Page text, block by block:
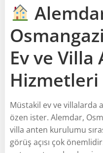
Osmangazi
Ev ve Villa
Hizmetleri
Müstakil ev ve villalarda
özen ister. Alemdar,
villa anten kurulumu
görüş açısı çok